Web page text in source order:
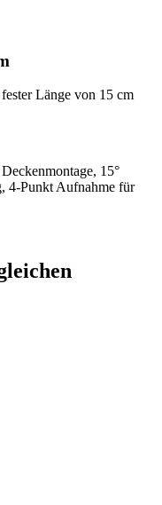
Länge von 15 cm
15°
4-Punkt Aufnahme für